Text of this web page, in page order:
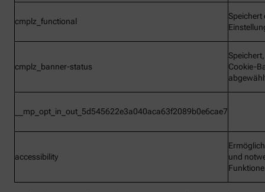
cmplz_functional
Speichert
cmplz_banner-status
Cookie-
__mp_opt_in_out_5d545622e3a040aca63f2089b0e6cae7
accessibility
und